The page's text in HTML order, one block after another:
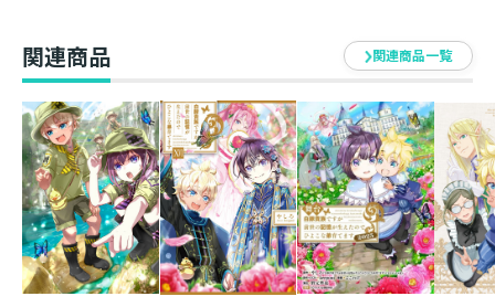
グッズ素材 ： アクリル、シリコーン
グッズサイズ ： 40mm×40mm以内
発行元 ： TOブックス
著 ： やしろ
イラスト ： keepout
ダー【鳳蝶】
関連商品 関連商品一覧